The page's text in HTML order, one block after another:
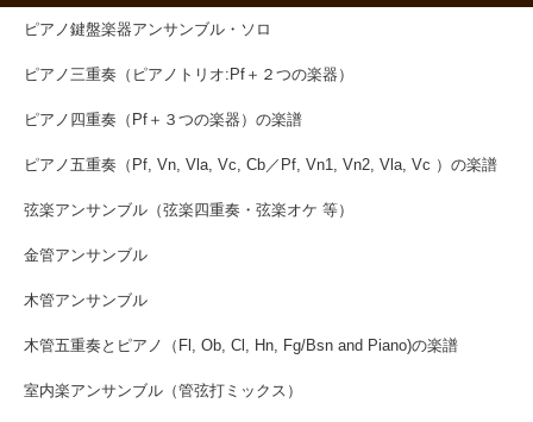
ピアノ鍵盤楽器アンサンブル・ソロ
ピアノ三重奏（ピアノトリオ:Pf＋２つの楽器）
ピアノ四重奏（Pf＋３つの楽器）の楽譜
ピアノ五重奏（Pf, Vn, Vla, Vc, Cb／Pf, Vn1, Vn2, Vla, Vc ）の楽譜
弦楽アンサンブル（弦楽四重奏・弦楽オケ 等）
金管アンサンブル
木管アンサンブル
木管五重奏とピアノ（Fl, Ob, Cl, Hn, Fg/Bsn and Piano)の楽譜
室内楽アンサンブル（管弦打ミックス）